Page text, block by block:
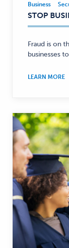
Business,
Security
—
Business
STOP
Fraud is on
businesses
LEARN MORE